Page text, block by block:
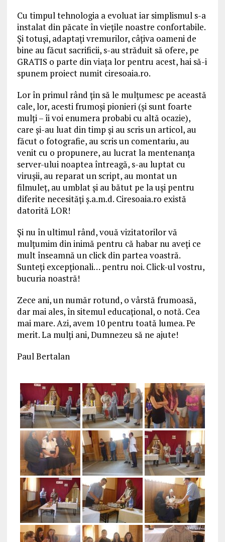
Cu timpul tehnologia a evoluat iar simplismul s-a
instalat din păcate în viețile noastre confortabile.
Și totuși, adaptați vremurilor, câțiva oameni de
bine au făcut sacrificii, s-au străduit să ofere, pe
GRATIS o parte din viața lor pentru acest, hai să-i
spunem proiect numit ciresoaia.ro.
Lor în primul rând țin să le mulțumesc pe această
cale, lor, acesti frumoși pionieri (și sunt foarte
mulți – îi voi enumera probabi cu altă ocazie),
care și-au luat din timp și au scris un articol, au
făcut o fotografie, au scris un comentariu, au
venit cu o propunere, au lucrat la mentenanța
server-ului noaptea întreagă, s-au luptat cu
virușii, au reparat un script, au montat un
filmuleț, au umblat și au bătut pe la uși pentru
diferite necesități ș.a.m.d. Ciresoaia.ro există
datorită LOR!
Și nu în ultimul rând, vouă vizitatorilor vă
mulțumim din inimă pentru că habar nu aveți ce
mult înseamnă un click din partea voastră.
Sunteți excepționali… pentru noi. Click-ul vostru,
bucuria noastră!
Zece ani, un număr rotund, o vârstă frumoasă,
dar mai ales, în sitemul educațional, o notă. Cea
mai mare. Azi, avem 10 pentru toată lumea. Pe
merit. La mulți ani, Dumnezeu să ne ajute!
Paul Bertalan